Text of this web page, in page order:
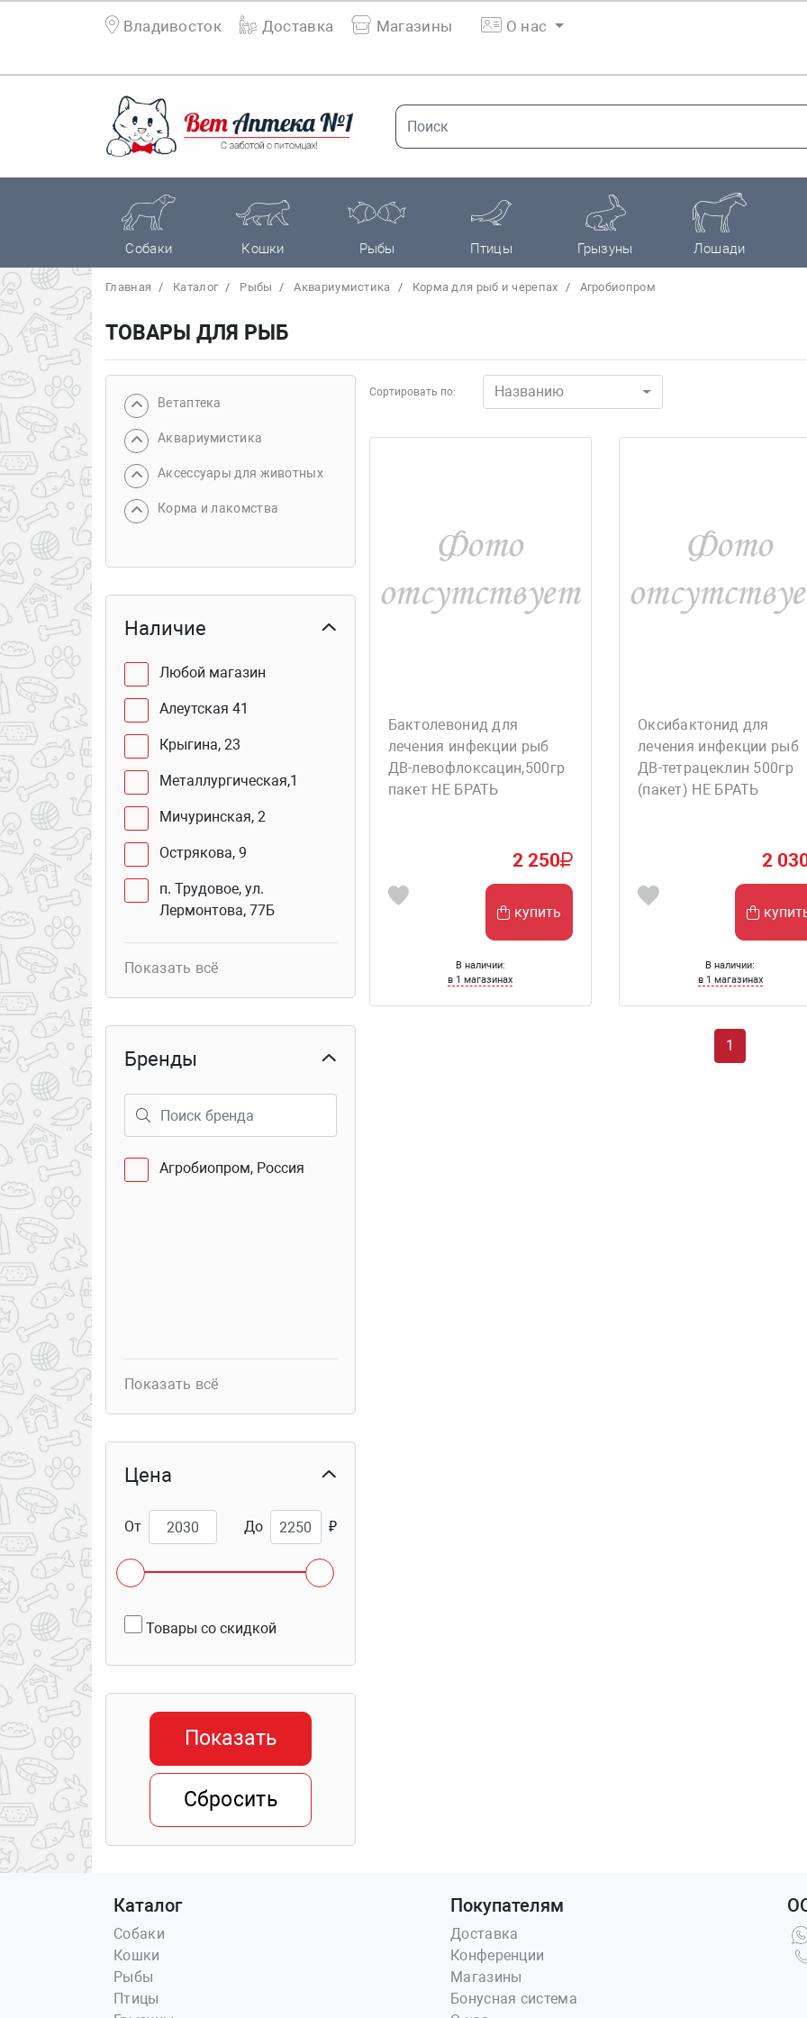
Владивосток Доставка Магазины О нас
Собаки Кошки Рыбы Птицы Грызуны Лошади
Главная Каталог Рыбы Аквариумистика Корма для рыб и черепах Агробиопром
ТОВАРЫ ДЛЯ РЫБ
Bетаптека
Аквариумистика
Аксессуары для животных
Корма и лакомства
Наличие
Любой магазин
Алеутская 41
Крыгина, 23
Металлургическая,1
Мичуринская, 2
Острякова, 9
п. Трудовое, ул.
Лермонтова, 77Б
Юмашева, 2 В
103б)
Столетия Владивостока,
40
Семёновская 25
Показать всё
Бренды
Агробиопром, Россия
Показать всё
Цена
От До ₽
Товары со скидкой
Показать
Сбросить
Сортировать по: Названию
Бактолевонид для
лечения инфекции рыб
ДВ-левофлоксацин,500гр
пакет НЕ БРАТЬ
2 250
купить
В наличии:
в 1 магазинах
Оксибактонид для
лечения инфекции рыб
ДВ-тетрацеклин 500гр
(пакет) НЕ БРАТЬ
2
В наличии:
в 1 магазинах
1
Каталог
Собаки
Кошки
Рыбы
Птицы
Покупателям
Доставка
Конференции
Магазины
Бонусная система